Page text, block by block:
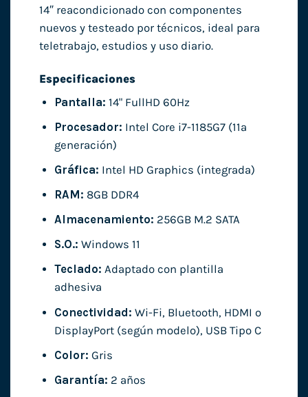
14″ reacondicionado con componentes
nuevos y testeado por técnicos, ideal para
teletrabajo, estudios y uso diario.
Especificaciones
Pantalla: 14" FullHD 60Hz
Procesador: Intel Core i7-1185G7 (11ª
generación)
Gráfica: Intel HD Graphics (integrada)
RAM: 8GB DDR4
Almacenamiento: 256GB M.2 SATA
S.O.: Windows 11
Teclado: Adaptado con plantilla
adhesiva
Conectividad: Wi-Fi, Bluetooth, HDMI o
DisplayPort (según modelo), USB Tipo C
Color: Gris
Garantía: 2 años